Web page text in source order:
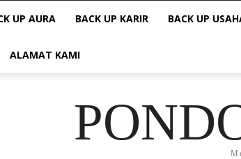
UP AURA BACK UP KARIR BACK UP
ALAMAT KAMI